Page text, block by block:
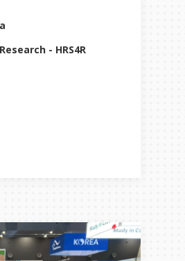
- HRS4R